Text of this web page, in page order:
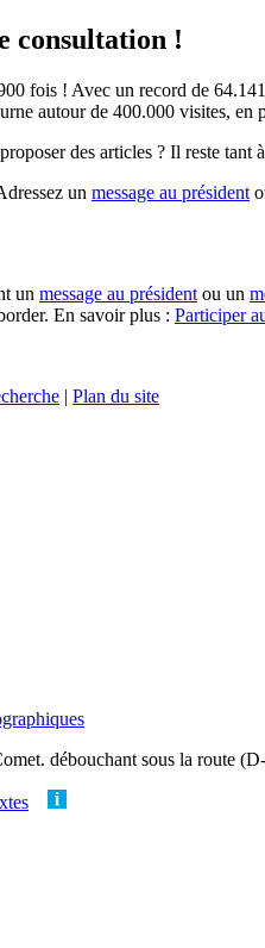
consultation !
fois ! Avec un record de
autour de 400.000 visites, en
des articles ? Il reste tant
un message au président
un message au président ou un
En savoir plus : Participer
| Plan du site
débouchant sous la route